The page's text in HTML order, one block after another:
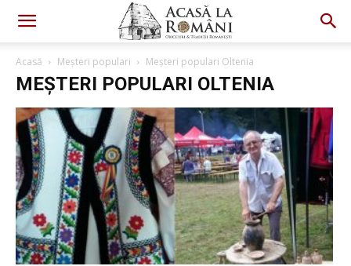
Acasă Meșteri populari Meșteri populari Oltenia
MEȘTERI POPULARI OLTENIA